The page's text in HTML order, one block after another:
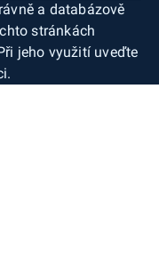
a databázově
stránkách
jeho využití uveďte